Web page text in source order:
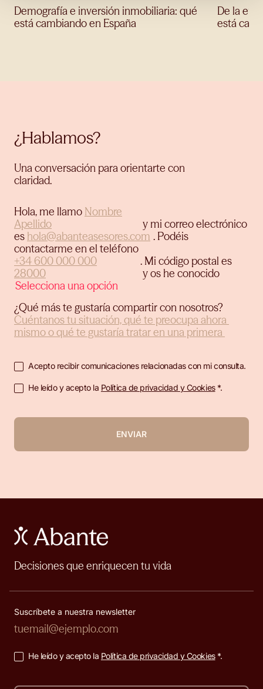
Demografía e inversión inmobiliaria: qué
está cambiando en España
De la
está
¿Hablamos?
Una conversación para orientarte con
claridad.
Hola, me llamo
y mi correo electrónico
es
. Podéis
contactarme en el teléfono
. Mi código postal es
y os he conocido
¿Qué más te gustaría compartir con nosotros?
Acepto recibir comunicaciones relacionadas con mi consulta.
He leído y acepto la Política de privacidad y Cookies*.
ENVIAR
Decisiones que enriquecen tu vida
Suscríbete a nuestra newsletter
He leído y acepto la Política de privacidad y Cookies*.